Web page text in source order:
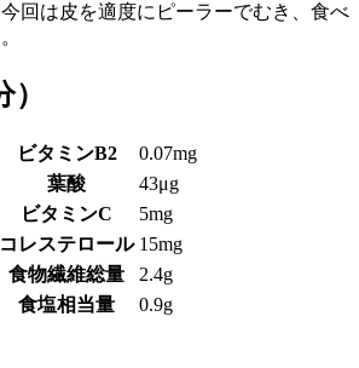
回は皮を適度にピーラーでむき、食べ
）
ビタミンB2
0.07mg
葉酸
43μg
ビタミンC
5mg
コレステロール 15mg
食物繊維総量
2.4g
食塩相当量
0.9g